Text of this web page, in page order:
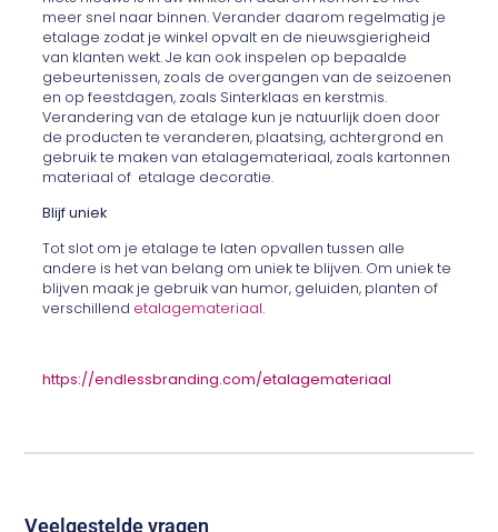
meer snel naar binnen. Verander daarom regelmatig je
etalage zodat je winkel opvalt en de nieuwsgierigheid
van klanten wekt. Je kan ook inspelen op bepaalde
gebeurtenissen, zoals de overgangen van de seizoenen
en op feestdagen, zoals Sinterklaas en kerstmis.
Verandering van de etalage kun je natuurlijk doen door
de producten te veranderen, plaatsing, achtergrond en
gebruik te maken van etalagemateriaal, zoals kartonnen
materiaal of etalage decoratie.
Blijf uniek
Tot slot om je etalage te laten opvallen tussen alle
andere is het van belang om uniek te blijven. Om uniek te
blijven maak je gebruik van humor, geluiden, planten of
verschillend etalagemateriaal.
https://endlessbranding.com/etalagemateriaal
Veelgestelde vragen